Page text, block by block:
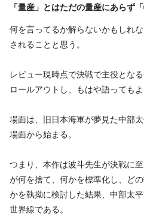
「量産」とはただの量産にあらず
何を言ってるか解らないかもしれ
されることと思う。
レビュー現時点で決戦で主役とな
ロールアウトし、もはや語ってもよ
場面は、旧日本海軍が夢見た中部
場面から始まる。
つまり、本作は波斗先生が決戦に
が何を捨て、何かを標準化し、ど
かを執拗に検討した結果、中部太
世界線である。